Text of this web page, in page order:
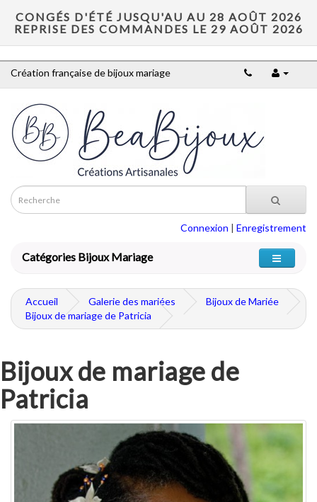
CONGÉS D'ÉTÉ JUSQU'AU AU 28 AOÛT 2026
REPRISE DES COMMANDES LE 29 AOÛT 2026
Création française de bijoux mariage
Connexion | Enregistrement
Catégories Bijoux Mariage
Accueil Galerie des mariées
Bijoux de Mariée
Bijoux de mariage de Patricia
Bijoux de mariage de
Patricia